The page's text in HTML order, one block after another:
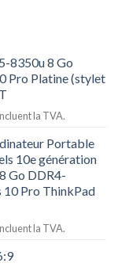
8350u 8 Go
Pro Platine (stylet
la TVA.
Portable
10e génération
Go DDR4-
10 Pro ThinkPad
la TVA.